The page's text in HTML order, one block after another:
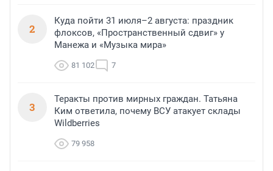
2
Куда пойти 31 июля–2 августа: праздник
флоксов, «Пространственный сдвиг» у
Манежа и «Музыка мира»
81 102 7
3
Теракты против мирных граждан. Татьяна
Ким ответила, почему ВСУ атакует склады
Wildberries
79 958